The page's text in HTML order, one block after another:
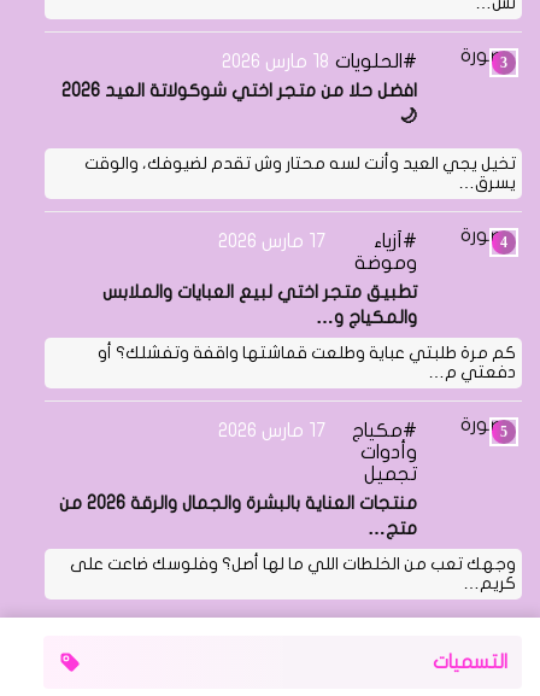
الحلويات 18 مارس 2026
افضل حلا من متجر اختي شوكولاتة العيد 2026
🌙
تخيل يجي العيد وأنت لسه محتار وش تقدم لضيوفك، والوقت
يسرق…
أزياء
وموضة
17 مارس 2026
تطبيق متجر اختي لبيع العبايات والملابس
والمكياج و…
كم مرة طلبتي عباية وطلعت قماشتها واقفة وتفشلك؟ أو
دفعتي م…
مكياج
وأدوات
تجميل
17 مارس 2026
منتجات العناية بالبشرة والجمال والرقة 2026 من
متج…
وجهك تعب من الخلطات اللي ما لها أصل؟ وفلوسك ضاعت على
كريم…
التسميات